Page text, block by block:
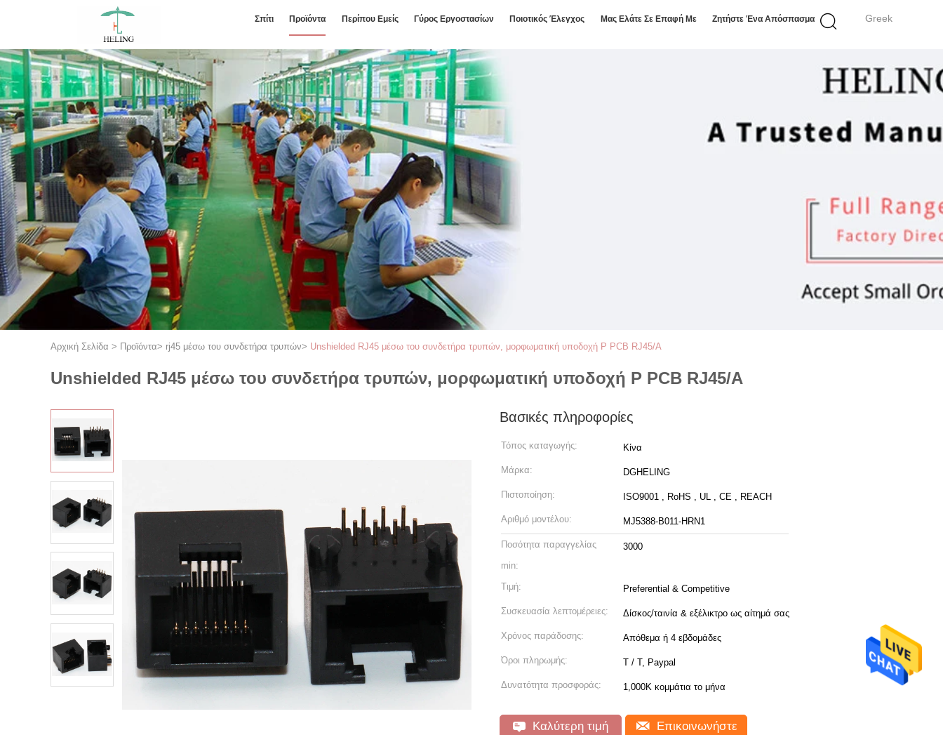
Greek
Σπίτι Προϊόντα Περίπου Εμείς Γύρος Εργοστασίων Ποιοτικός Έλεγχος Μας Ελάτε Σε Επαφή Με Ζητήστε Ένα Απόσπασμα
Αρχική Σελίδα > Προϊόντα> rj45 μέσω του συνδετήρα τρυπών> Unshielded RJ45 μέσω του συνδετήρα τρυπών, μορφωματική υποδοχή Ρ PCB RJ45/Α
Unshielded RJ45 μέσω του συνδετήρα τρυπών, μορφωματική υποδοχή Ρ PCB RJ45/Α
Βασικές πληροφορίες
Τόπος καταγωγής: Κίνα
Μάρκα: DGHELING
Πιστοποίηση: ISO9001 , RoHS , UL , CE , REACH
Αριθμό μοντέλου: MJ5388-B011-HRN1
Ποσότητα παραγγελίας
min:
3000
Τιμή: Preferential & Competitive
Συσκευασία λεπτομέρειες: Δίσκος/ταινία & εξέλικτρο ως αίτημά σας
Χρόνος παράδοσης: Απόθεμα ή 4 εβδομάδες
Όροι πληρωμής: T / Τ, Paypal
Δυνατότητα προσφοράς: 1,000K κομμάτια το μήνα
Καλύτερη τιμή Επικοινωνήστε